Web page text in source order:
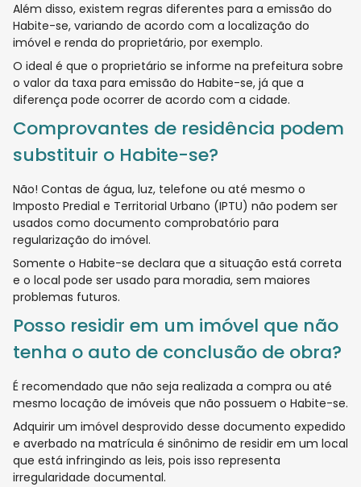
Além disso, existem regras diferentes para a emissão do
Habite-se, variando de acordo com a localização do
imóvel e renda do proprietário, por exemplo.
O ideal é que o proprietário se informe na prefeitura sobre
o valor da taxa para emissão do Habite-se, já que a
diferença pode ocorrer de acordo com a cidade.
Comprovantes de residência podem
substituir o Habite-se?
Não! Contas de água, luz, telefone ou até mesmo o
Imposto Predial e Territorial Urbano (IPTU) não podem ser
usados como documento comprobatório para
regularização do imóvel.
Somente o Habite-se declara que a situação está correta
e o local pode ser usado para moradia, sem maiores
problemas futuros.
Posso residir em um imóvel que não
tenha o auto de conclusão de obra?
É recomendado que não seja realizada a compra ou até
mesmo locação de imóveis que não possuem o Habite-se.
Adquirir um imóvel desprovido desse documento expedido
e averbado na matrícula é sinônimo de residir em um local
que está infringindo as leis, pois isso representa
irregularidade documental.